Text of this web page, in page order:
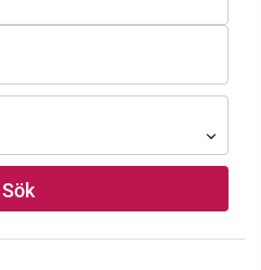
Sök